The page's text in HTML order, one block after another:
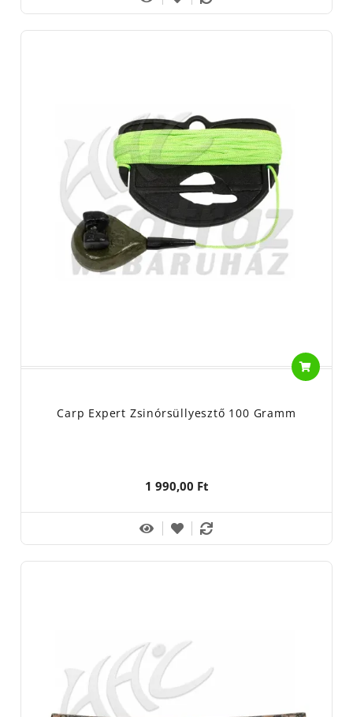
Carp Expert Zsinórsüllyesztő 100 Gramm
1 990,00 Ft